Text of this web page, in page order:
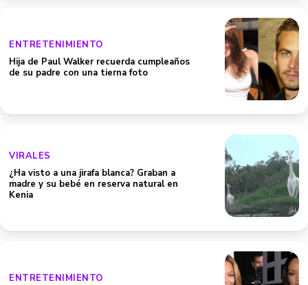
ENTRETENIMIENTO
Hija de Paul Walker recuerda cumpleaños
de su padre con una tierna foto
VIRALES
¿Ha visto a una jirafa blanca? Graban a
madre y su bebé en reserva natural en
Kenia
ENTRETENIMIENTO